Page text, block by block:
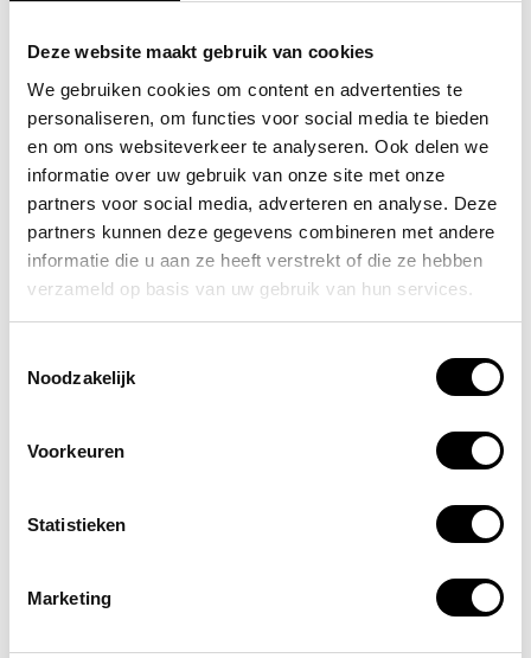
Deze website maakt gebruik van cookies
We gebruiken cookies om content en advertenties te
personaliseren, om functies voor social media te bieden
en om ons websiteverkeer te analyseren. Ook delen we
informatie over uw gebruik van onze site met onze
partners voor social media, adverteren en analyse. Deze
partners kunnen deze gegevens combineren met andere
informatie die u aan ze heeft verstrekt of die ze hebben
verzameld op basis van uw gebruik van hun services.
Noodzakelijk
Voorkeuren
Statistieken
Marketing
Maatwerkadvies voor de meest geschikte
vaste telefonieoplossing
Professionele installatie door ervaren technici
Integratie met bestaande systemen zoals CRM
en Microsoft Teams
Training voor jouw medewerkers
Doorlopende ondersteuning via onze eigen
servicedesk
ervoor dat je telefonie-infrastructuur perfect
jarenlange ervaring met bedrijven vanaf 25
medewerkers helpt ons snel de juiste oplossing
Wil je weten hoe vaste telefonie jouw bedrijf
kan verbeteren?
voor
een vrijblijvend gesprek over de mogelijkheden.